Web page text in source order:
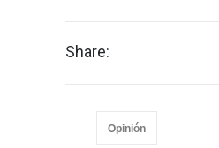
Share:
Opinión